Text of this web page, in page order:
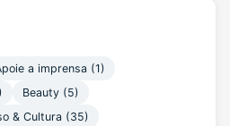
a imprensa (1)
Beauty (5)
& Cultura (35)